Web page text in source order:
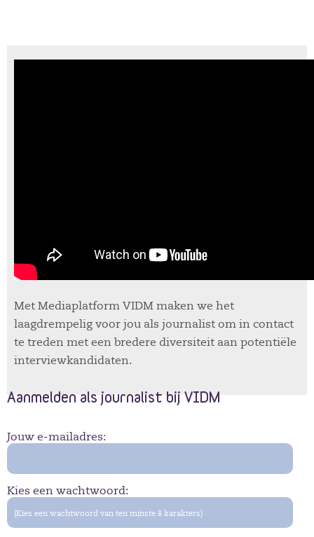
Met Mediaplatform VIDM maken we het
laagdrempelig voor jou als journalist om in contact
te treden met een bredere diversiteit aan potentiële
interviewkandidaten.
Aanmelden als journalist bij VIDM
Jouw e-mailadres:
Kies een wachtwoord: